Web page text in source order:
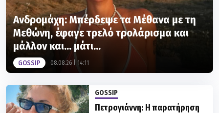
Ανδρομάχη: Μπέρδεψε τα Μέθανα με τη
Μεθώνη, έφαγε τρελό τρολάρισμα και
μάλλον και... μάτι...
GOSSIP 08.08.26 | 14:11
GOSSIP
Πετρογιάννη: Η παρατήρηση